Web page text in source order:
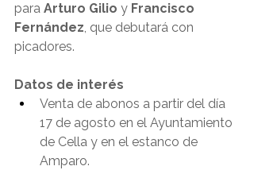
para Arturo Gilio y Francisco
Fernández, que debutará con
picadores.
Datos de interés
Venta de abonos a partir del día
17 de agosto en el Ayuntamiento
de Cella y en el estanco de
Amparo.